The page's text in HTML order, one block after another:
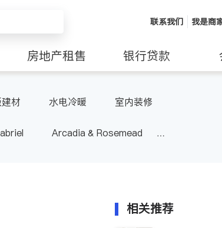
联系我们 我是商
房地产租售 银行贷款
材 水电冷暖 室内装修
Arcadia & Rosemead
相关推荐